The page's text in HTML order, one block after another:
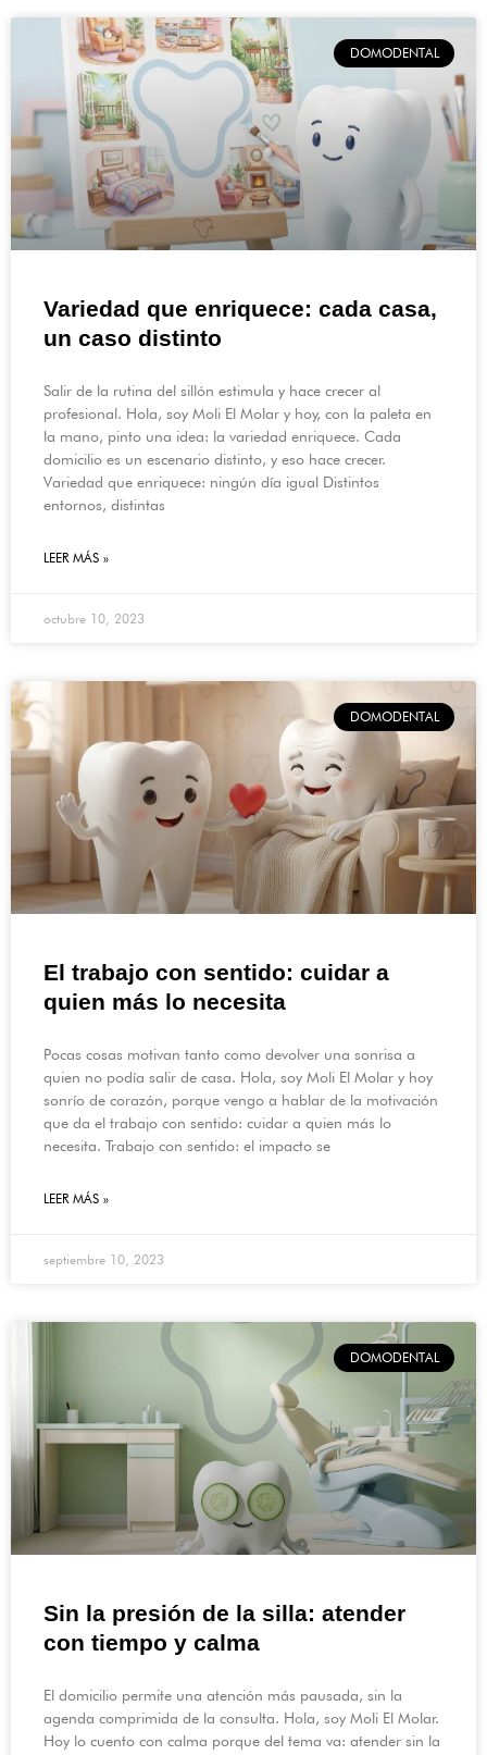
DOMODENTAL
Variedad que enriquece: cada casa,
un caso distinto
Salir de la rutina del sillón estimula y hace crecer al
profesional. Hola, soy Moli El Molar y hoy, con la paleta en
la mano, pinto una idea: la variedad enriquece. Cada
domicilio es un escenario distinto, y eso hace crecer.
Variedad que enriquece: ningún día igual Distintos
entornos, distintas
LEER MÁS »
octubre 10, 2023
DOMODENTAL
El trabajo con sentido: cuidar a
quien más lo necesita
Pocas cosas motivan tanto como devolver una sonrisa a
quien no podía salir de casa. Hola, soy Moli El Molar y hoy
sonrío de corazón, porque vengo a hablar de la motivación
que da el trabajo con sentido: cuidar a quien más lo
necesita. Trabajo con sentido: el impacto se
LEER MÁS »
septiembre 10, 2023
DOMODENTAL
Sin la presión de la silla: atender
con tiempo y calma
El domicilio permite una atención más pausada, sin la
agenda comprimida de la consulta. Hola, soy Moli El Molar.
Hoy lo cuento con calma porque del tema va: atender sin la